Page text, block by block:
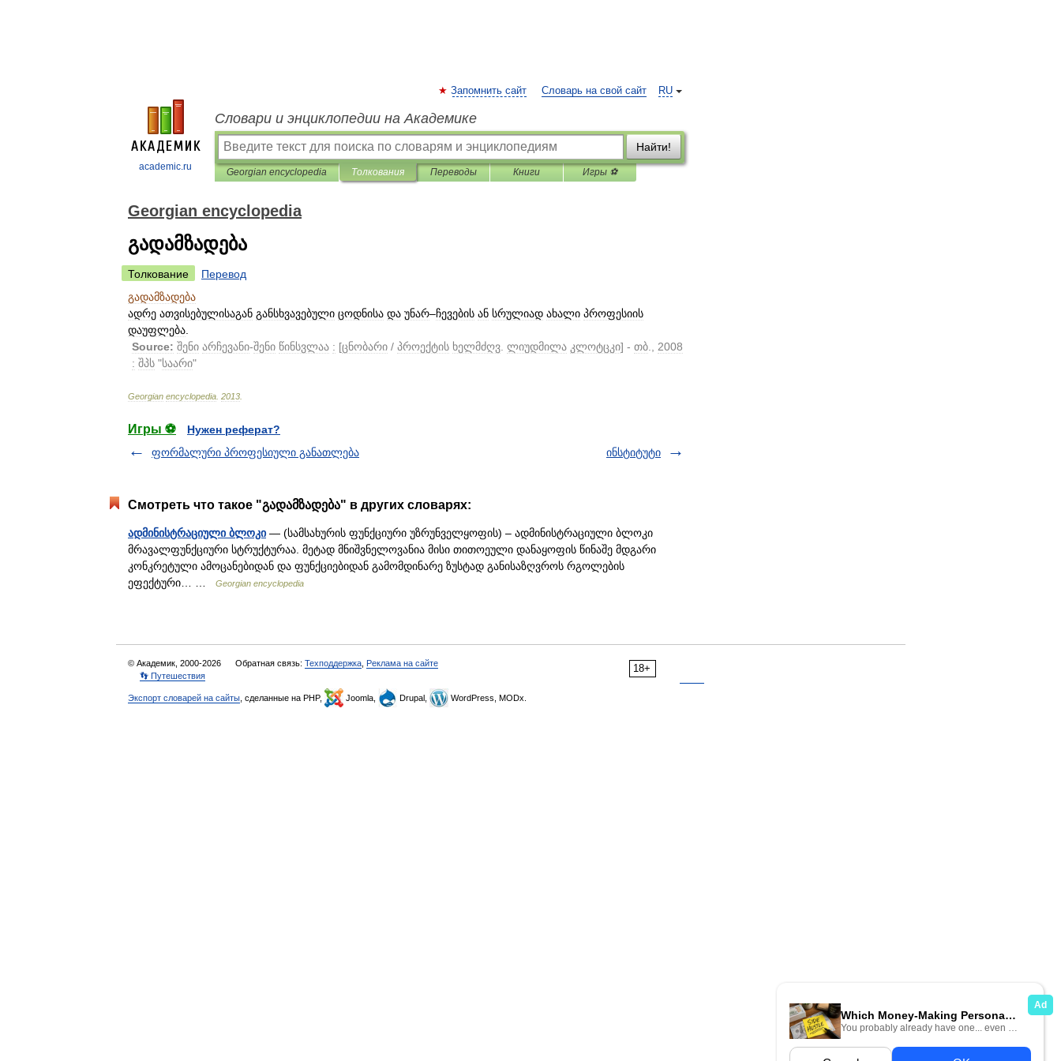
academic.ru
RU
Запомнить сайт Словарь на свой сайт
Словари и энциклопедии на Академике
Найти!
Georgian encyclopedia Толкования Переводы Книги Игры ⚽
Georgian encyclopedia
გადამზადება
Толкование
Перевод
გადამზადება
ადრე ათვისებულისაგან განსხვავებული ცოდნისა და უნარ–ჩევების ან სრულიად ახალი პროფესიის
დაუფლება
Source: შენი არჩევანი-შენი წინსვლაა : [ცნობარი / პროექტის ხელმძღვ ლიუდმილა კლოტცკი] - თბ
2008
: შპს "საარი"
Georgian encyclopedia 2013
Игры ⚽
Нужен реферат?
ფორმალური პროფესიული განათლება
ინსტიტუტი
Смотреть что такое "გადამზადება" в других словарях:
ადმინისტრაციული ბლოკი — (სამსახურის ფუნქციური უზრუნველყოფის) – ადმინისტრაციული ბლოკი
მრავალფუნქციური სტრუქტურაა. მეტად მნიშვნელოვანია მისი თითოეული დანაყოფის წინაშე მდგარი
კონკრეტული ამოცანებიდან და ფუნქციებიდან გამომდინარე ზუსტად განისაზღვროს რგოლების
ეფექტური… …
Georgian encyclopedia
18+
© Академик, 2000-2026 Обратная связь: Техподдержка Реклама на сайте
👣 Путешествия
Экспорт словарей на сайты , сделанные на PHP, Joomla, Drupal, WordPress, MODx.